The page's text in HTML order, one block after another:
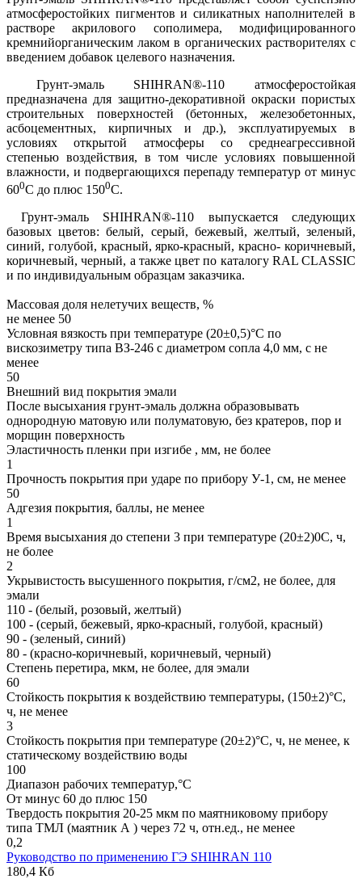
атмосферостойких пигментов и силикатных наполнителей в
растворе акрилового сополимера, модифицированного
кремнийорганическим лаком в органических растворителях с
введением добавок целевого назначения.
Грунт-эмаль SHIHRAN®-110 атмосферостойкая
предназначена для защитно-декоративной окраски пористых
строительных поверхностей (бетонных, железобетонных,
асбоцементных, кирпичных и др.), эксплуатируемых в
условиях открытой атмосферы со среднеагрессивной
степенью воздействия, в том числе условиях повышенной
влажности, и подвергающихся перепаду температур от минус
600С до плюс 1500С.
Грунт-эмаль SHIHRAN®-110 выпускается следующих
базовых цветов: белый, серый, бежевый, желтый, зеленый,
синий, голубой, красный, ярко-красный, красно- коричневый,
коричневый, черный, а также цвет по каталогу RAL CLASSIC
и по индивидуальным образцам заказчика.
Массовая доля нелетучих веществ, %
не менее 50
Условная вязкость при температуре (20±0,5)°С по
вискозиметру типа ВЗ-246 с диаметром сопла 4,0 мм, с не
менее
50
Внешний вид покрытия эмали
После высыхания грунт-эмаль должна образовывать
однородную матовую или полуматовую, без кратеров, пор и
морщин поверхность
Эластичность пленки при изгибе , мм, не более
1
Прочность покрытия при ударе по прибору У-1, см, не менее
50
Адгезия покрытия, баллы, не менее
1
Время высыхания до степени 3 при температуре (20±2)0С, ч,
не более
2
Укрывистость высушенного покрытия, г/см2, не более, для
эмали
110 - (белый, розовый, желтый)
100 - (серый, бежевый, ярко-красный, голубой, красный)
90 - (зеленый, синий)
80 - (красно-коричневый, коричневый, черный)
Степень перетира, мкм, не более, для эмали
60
Стойкость покрытия к воздействию температуры, (150±2)°С,
ч, не менее
3
Стойкость покрытия при температуре (20±2)°С, ч, не менее, к
статическому воздействию воды
100
Диапазон рабочих температур,°С
От минус 60 до плюс 150
Твердость покрытия 20-25 мкм по маятниковому прибору
типа ТМЛ (маятник А ) через 72 ч, отн.ед., не менее
0,2
Руководство по применению ГЭ SHIHRAN 110
180,4 Кб